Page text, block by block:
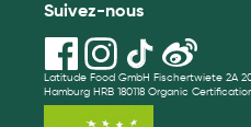
Suivez-nous
Latitude Food GmbH Fischertwiete 2A
Hamburg HRB 180118 Organic